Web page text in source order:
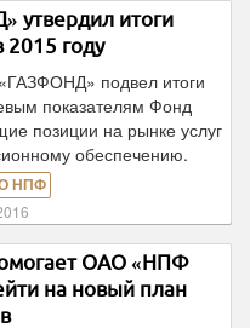
утвердил итоги
2015 году
подвел итоги
показателям Фонд
позиции на рынке услуг
обеспечению.
НПФ
ОАО «НПФ
на новый план